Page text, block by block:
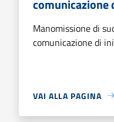
comunicazione
Manomissione di
comunicazione di
VAI ALLA PAGINA